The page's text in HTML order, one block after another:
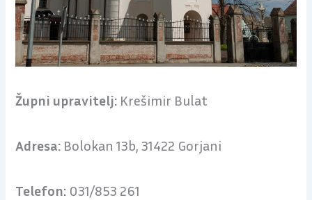
Župni upravitelj: Krešimir Bulat
Adresa: Bolokan 13b, 31422 Gorjani
Telefon: 031/853 261